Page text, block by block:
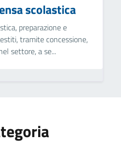
scolastica
preparazione e
tramite concessione,
settore, a se...